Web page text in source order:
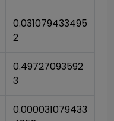
0.031079433495
2
0.49727093592
3
0.000031079433